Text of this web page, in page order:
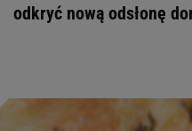
odkryć nową odsłonę